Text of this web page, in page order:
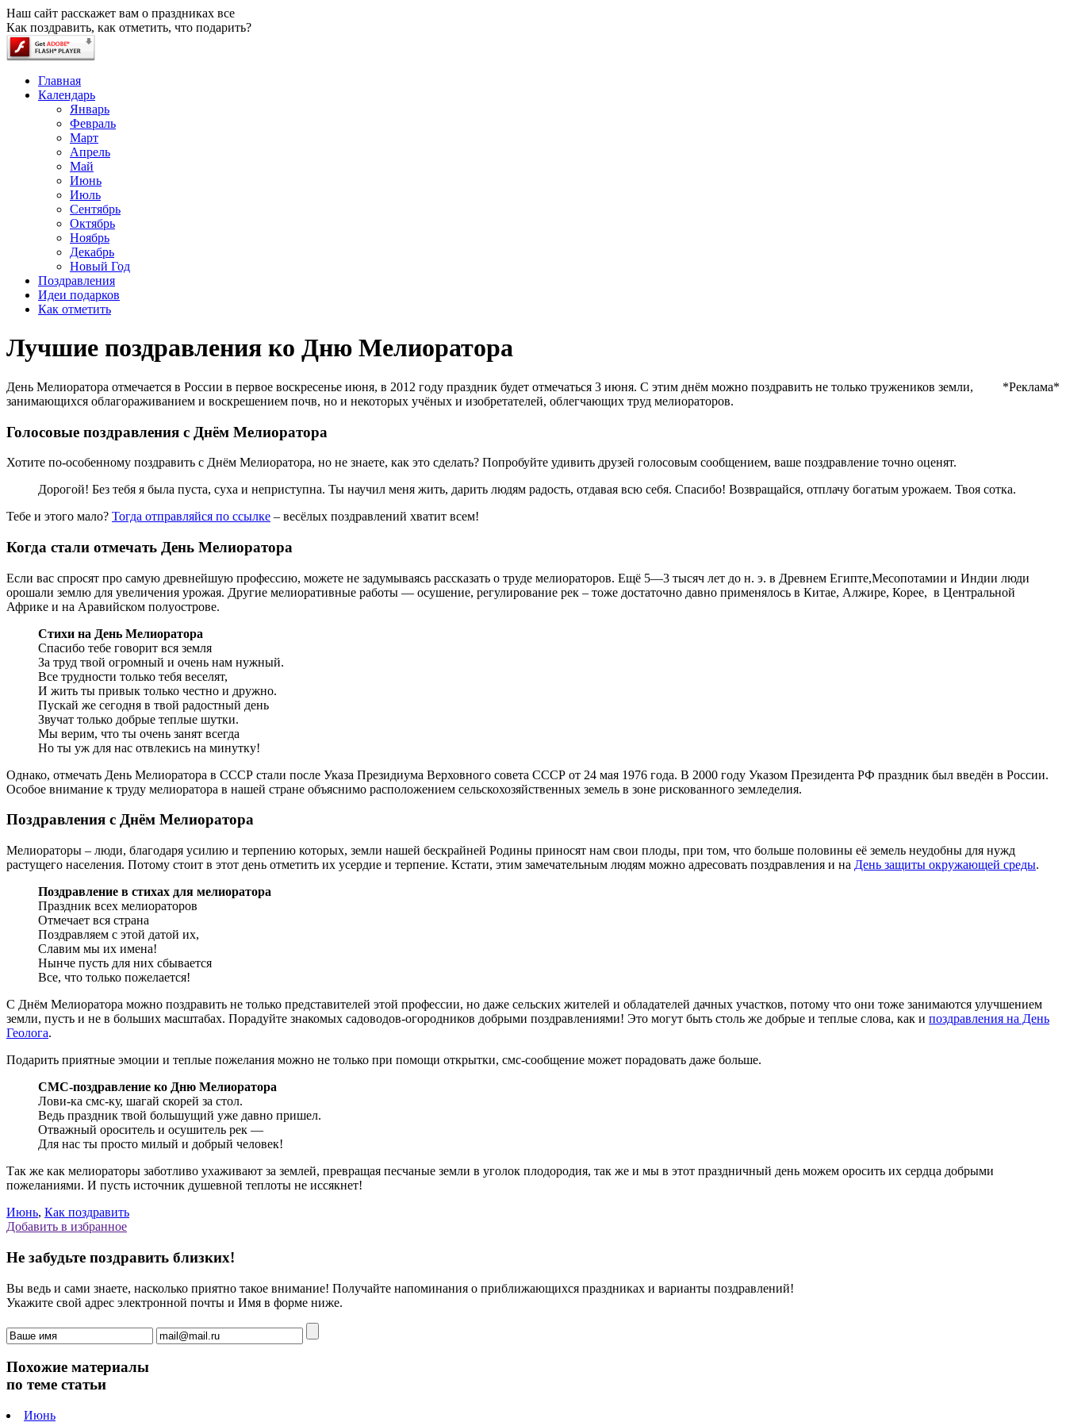
Наш сайт расскажет вам о праздниках все
Как поздравить, как отметить, что подарить?
Главная
Календарь
Январь
Февраль
Март
Апрель
Май
Июнь
Июль
Сентябрь
Октябрь
Ноябрь
Декабрь
Новый Год
Поздравления
Идеи подарков
Как отметить
Лучшие поздравления ко Дню Мелиоратора
*Реклама*
День Мелиоратора отмечается в России в первое воскресенье июня, в 2012 году праздник будет отмечаться 3 июня. С этим днём можно поздравить не только тружеников земли,
занимающихся облагораживанием и воскрешением почв, но и некоторых учёных и изобретателей, облегчающих труд мелиораторов.
Голосовые поздравления с Днём Мелиоратора
Хотите по-особенному поздравить с Днём Мелиоратора, но не знаете, как это сделать? Попробуйте удивить друзей голосовым сообщением, ваше поздравление точно оценят.
Дорогой! Без тебя я была пуста, суха и неприступна. Ты научил меня жить, дарить людям радость, отдавая всю себя. Спасибо! Возвращайся, отплачу богатым урожаем. Твоя сотка.
Тебе и этого мало? Тогда отправляйся по ссылке – весёлых поздравлений хватит всем!
Когда стали отмечать День Мелиоратора
Если вас спросят про самую древнейшую профессию, можете не задумываясь рассказать о труде мелиораторов. Ещё 5—3 тысяч лет до н. э. в Древнем Египте,Месопотамии и Индии люди
орошали землю для увеличения урожая. Другие мелиоративные работы — осушение, регулирование рек – тоже достаточно давно применялось в Китае, Алжире, Корее, в Центральной
Африке и на Аравийском полуострове.
Стихи на День Мелиоратора
Спасибо тебе говорит вся земля
За труд твой огромный и очень нам нужный.
Все трудности только тебя веселят,
И жить ты привык только честно и дружно.
Пускай же сегодня в твой радостный день
Звучат только добрые теплые шутки.
Мы верим, что ты очень занят всегда
Но ты уж для нас отвлекись на минутку!
Однако, отмечать День Мелиоратора в СССР стали после Указа Президиума Верховного совета СССР от 24 мая 1976 года. В 2000 году Указом Президента РФ праздник был введён в России.
Особое внимание к труду мелиоратора в нашей стране объяснимо расположением сельскохозяйственных земель в зоне рискованного земледелия.
Поздравления с Днём Мелиоратора
Мелиораторы – люди, благодаря усилию и терпению которых, земли нашей бескрайней Родины приносят нам свои плоды, при том, что больше половины её земель неудобны для нужд
растущего населения. Потому стоит в этот день отметить их усердие и терпение. Кстати, этим замечательным людям можно адресовать поздравления и на День защиты окружающей среды.
Поздравление в стихах для мелиоратора
Праздник всех мелиораторов
Отмечает вся страна
Поздравляем с этой датой их,
Славим мы их имена!
Нынче пусть для них сбывается
Все, что только пожелается!
С Днём Мелиоратора можно поздравить не только представителей этой профессии, но даже сельских жителей и обладателей дачных участков, потому что они тоже занимаются улучшением
земли, пусть и не в больших масштабах. Порадуйте знакомых садоводов-огородников добрыми поздравлениями! Это могут быть столь же добрые и теплые слова, как и поздравления на День
Геолога.
Подарить приятные эмоции и теплые пожелания можно не только при помощи открытки, смс-сообщение может порадовать даже больше.
СМС-поздравление ко Дню Мелиоратора
Лови-ка смс-ку, шагай скорей за стол.
Ведь праздник твой большущий уже давно пришел.
Отважный ороситель и осушитель рек —
Для нас ты просто милый и добрый человек!
Так же как мелиораторы заботливо ухаживают за землей, превращая песчаные земли в уголок плодородия, так же и мы в этот праздничный день можем оросить их сердца добрыми
пожеланиями. И пусть источник душевной теплоты не иссякнет!
Июнь, Как поздравить
Добавить в избранное
Не забудьте поздравить близких!
Вы ведь и сами знаете, насколько приятно такое внимание! Получайте напоминания о приближающихся праздниках и варианты поздравлений!
Укажите свой адрес электронной почты и Имя в форме ниже.
Похожие материалы
по теме статьи
Июнь